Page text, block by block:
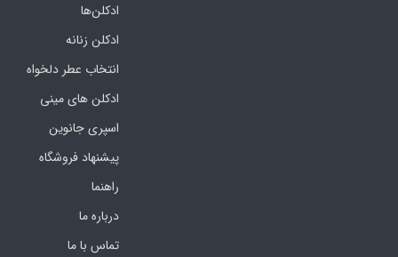
ادکلن‌ها
ادکلن زنانه
انتخاب عطر دلخواه
ادکلن های مینی
اسپری جانوین
پیشنهاد فروشگاه
راهنما
درباره ما
تماس با ما